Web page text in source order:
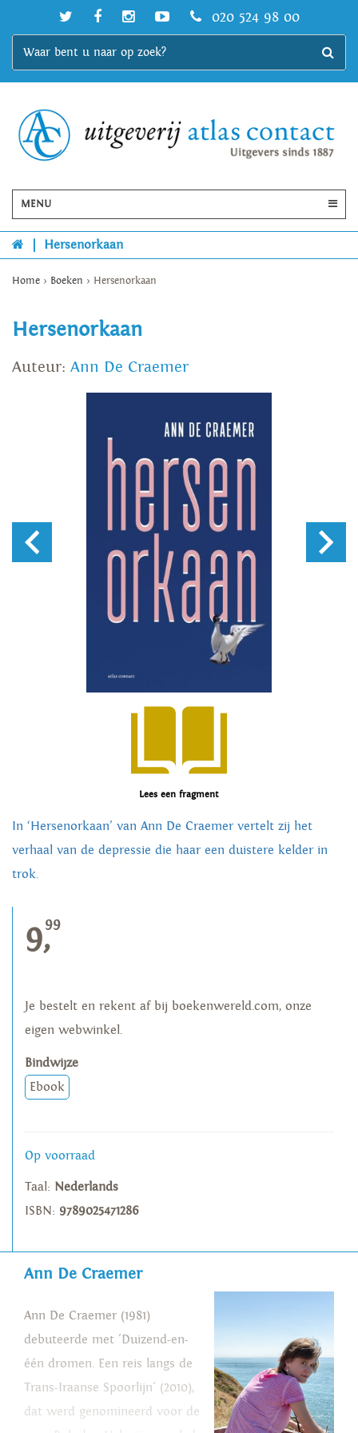
020 524 98 00
MENU
Hersenorkaan
Home > Boeken > Hersenorkaan
Hersenorkaan
Auteur: Ann De Craemer
Lees een fragment
In ‘Hersenorkaan’ van Ann De Craemer vertelt zij het
verhaal van de depressie die haar een duistere kelder in
trok.
9,99
Je bestelt en rekent af bij boekenwereld.com, onze
eigen webwinkel.
Bindwijze
Ebook
Op voorraad
Taal: Nederlands
ISBN: 9789025471286
Ann De Craemer
Ann De Craemer (1981)
debuteerde met 'Duizend-en-
één dromen. Een reis langs de
Trans-Iraanse Spoorlijn' (2010),
dat werd genomineerd voor de